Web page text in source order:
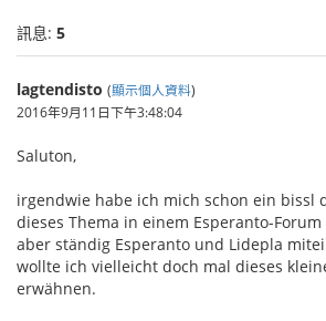
訊息: 5
lagtendisto (顯示個人資料)
2016年9月11日下午3:48:04
Saluton,
irgendwie habe ich mich schon ein bissl
dieses Thema in einem Esperanto-
aber ständig Esperanto und Lidepla
wollte ich vielleicht doch mal dieses
erwähnen.